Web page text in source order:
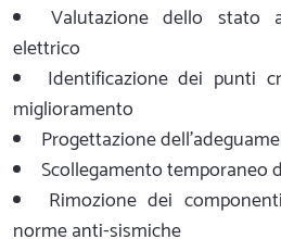
Valutazione dello stato
elettrico
Identificazione dei punti
miglioramento
Progettazione
Scollegamento temporaneo
Rimozione dei
norme anti-sismiche